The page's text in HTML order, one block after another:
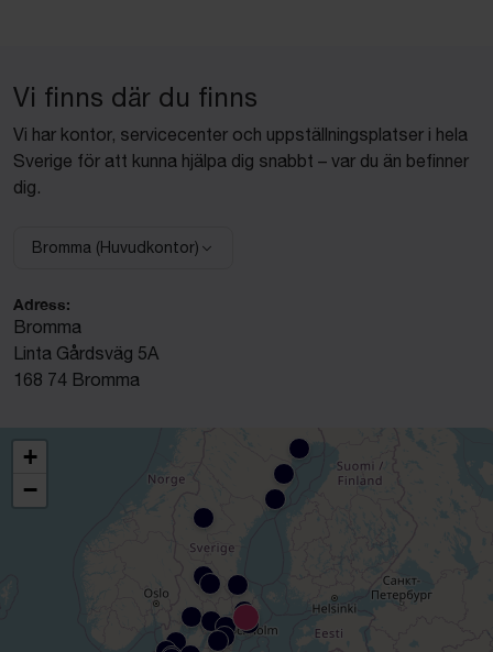
Vi finns där du finns
Vi har kontor, servicecenter och uppställningsplatser i hela
Sverige för att kunna hjälpa dig snabbt – var du än befinner
dig.
Välj anläggning:
Bromma (Huvudkontor)
Adress:
Bromma
Linta Gårdsväg 5A
168 74 Bromma
+
−